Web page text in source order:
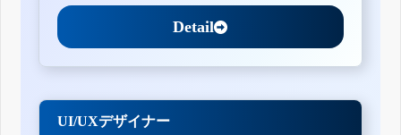
Detail
UI/UXデザイナー